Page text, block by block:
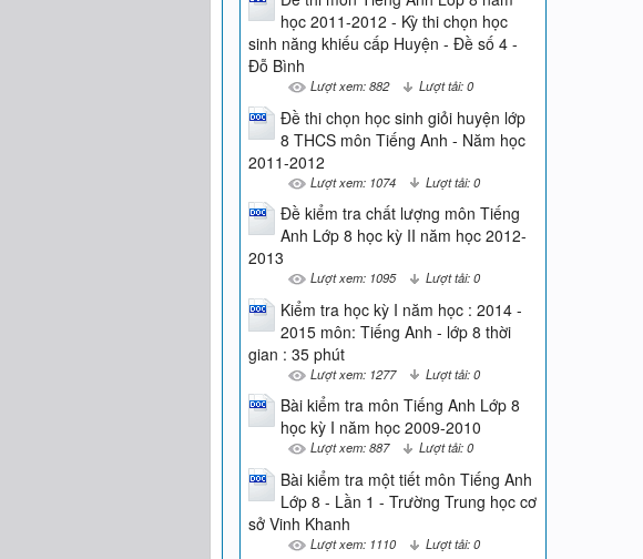
học 2011-2012 - Kỳ thi chọn học
sinh năng khiếu cấp Huyện - Đề số 4 -
Đỗ Bình
Lượt xem: 882 Lượt tải: 0
Đề thi chọn học sinh giỏi huyện lớp
8 THCS môn Tiếng Anh - Năm học
2011-2012
Lượt xem: 1074 Lượt tải: 0
Đề kiểm tra chất lượng môn Tiếng
Anh Lớp 8 học kỳ II năm học 2012-
2013
Lượt xem: 1095 Lượt tải: 0
Kiểm tra học kỳ I năm học : 2014 -
2015 môn: Tiếng Anh - lớp 8 thời
gian : 35 phút
Lượt xem: 1277 Lượt tải: 0
Bài kiểm tra môn Tiếng Anh Lớp 8
học kỳ I năm học 2009-2010
Lượt xem: 887 Lượt tải: 0
Bài kiểm tra một tiết môn Tiếng Anh
Lớp 8 - Lần 1 - Trường Trung học cơ
sở Vinh Khanh
Lượt xem: 1110 Lượt tải: 0